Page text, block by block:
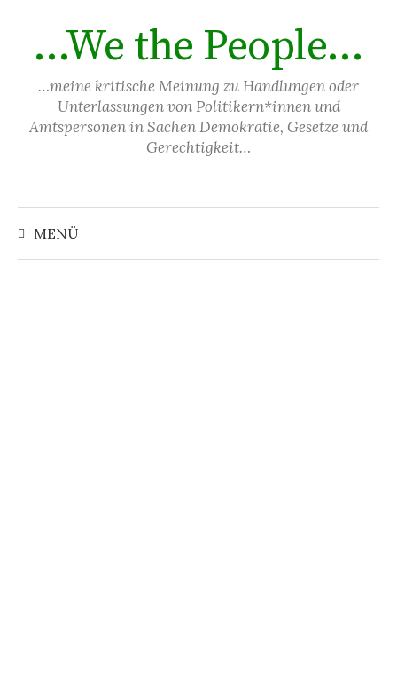
Inhalt
…We the People…
…meine kritische Meinung zu Handlungen oder
Unterlassungen von Politikern*innen und
Amtspersonen in Sachen Demokratie, Gesetze und
Gerechtigkeit…
MENÜ
Suchen